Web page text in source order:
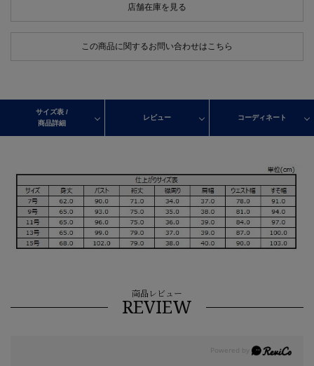
店舗在庫を見る
この商品に関するお問い合わせはこちら
サイズ表 /
商品詳細
レビュー コーディネート
商品レビュー
REVIEW